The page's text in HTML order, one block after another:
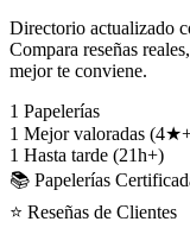
Directorio actualizado
Compara reseñas
mejor te conviene.
1 Papelerías
1 Mejor valoradas
1 Hasta tarde (21h+)
📚 Papelerías
⭐ Reseñas de Clientes